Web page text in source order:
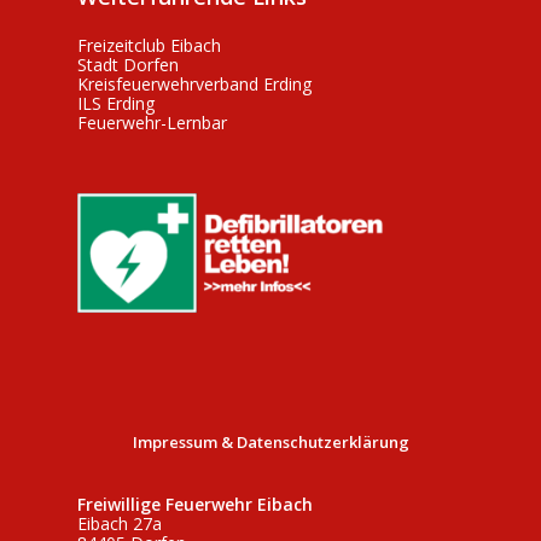
Freizeitclub Eibach
Stadt Dorfen
Kreisfeuerwehrverband Erding
ILS Erding
Feuerwehr-Lernbar
Impressum & Datenschutzerklärung
Freiwillige Feuerwehr Eibach
Eibach 27a